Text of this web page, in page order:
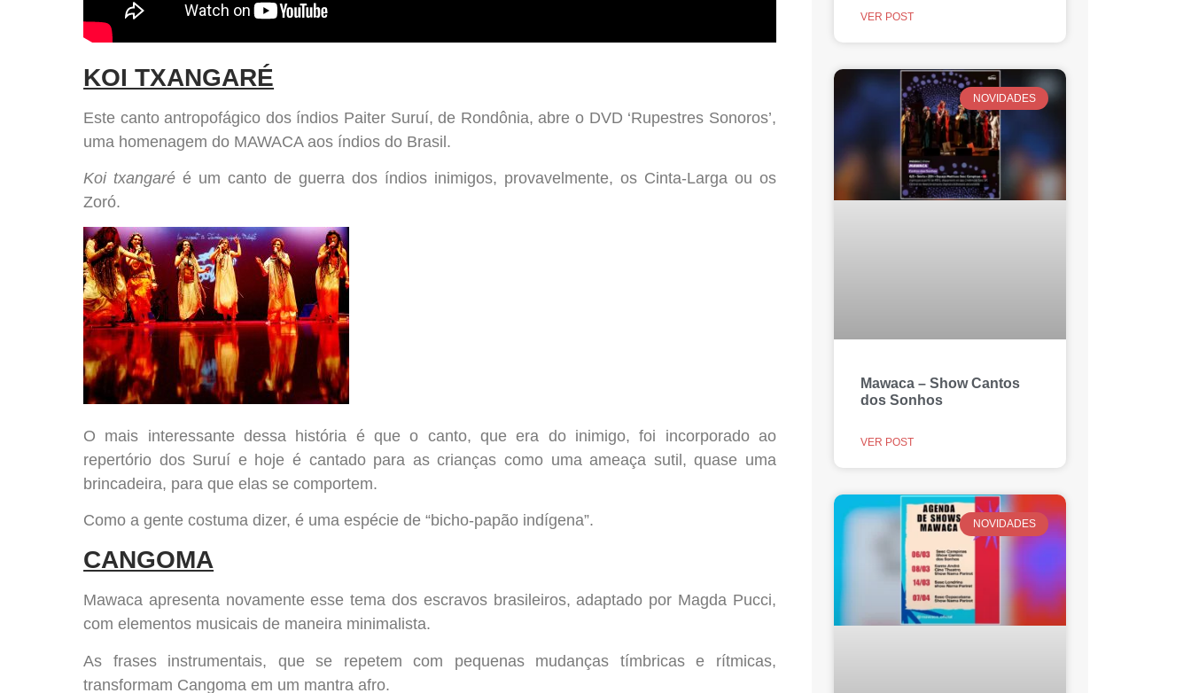
KOI TXANGARÉ
Este canto antropofágico dos índios Paiter Suruí, de Rondônia, abre o DVD ‘Rupestres Sonoros’,
uma homenagem do MAWACA aos índios do Brasil.
Koi txangaré é um canto de guerra dos índios inimigos, provavelmente, os Cinta-Larga ou os
Zoró.
O mais interessante dessa história é que o canto, que era do inimigo, foi incorporado ao
repertório dos Suruí e hoje é cantado para as crianças como uma ameaça sutil, quase uma
brincadeira, para que elas se comportem.
Como a gente costuma dizer, é uma espécie de “bicho-papão indígena”.
CANGOMA
Mawaca apresenta novamente esse tema dos escravos brasileiros, adaptado por Magda Pucci,
com elementos musicais de maneira minimalista.
As frases instrumentais, que se repetem com pequenas mudanças tímbricas e rítmicas,
transformam Cangoma em um mantra afro.
VER POST
NOVIDADES
Mawaca – Show Cantos
dos Sonhos
VER POST
NOVIDADES